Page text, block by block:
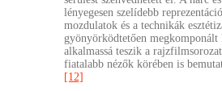
lényegesen szelídebb
mozdulatok és a technikák
gyönyörködtetően megkomponált
alkalmassá teszik a
fiatalabb nézők körében is
[12]